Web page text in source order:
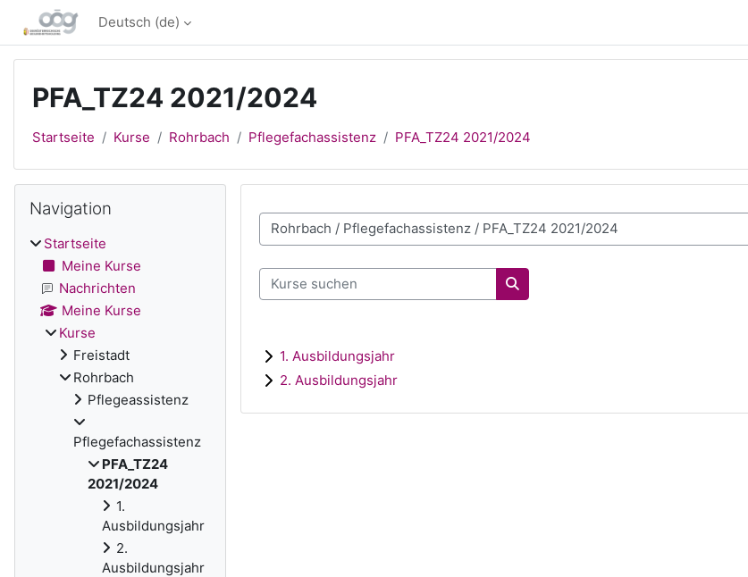
Zum Hauptinhalt
Deutsch ‎(de)‎
PFA_TZ24 2021/2024
Startseite Kurse Rohrbach Pflegefachassistenz PFA_TZ24 2021/2024
Kursbereiche
Kurse suchen
Kurse suchen
1. Ausbildungsjahr
2. Ausbildungsjahr
Blöcke
Navigation
Startseite
Meine Kurse
Nachrichten
Meine Kurse
Kurse
Freistadt
Rohrbach
Pflegeassistenz
Pflegefachassistenz
PFA_TZ24
2021/2024
1.
Ausbildungsjahr
2.
Ausbildungsjahr